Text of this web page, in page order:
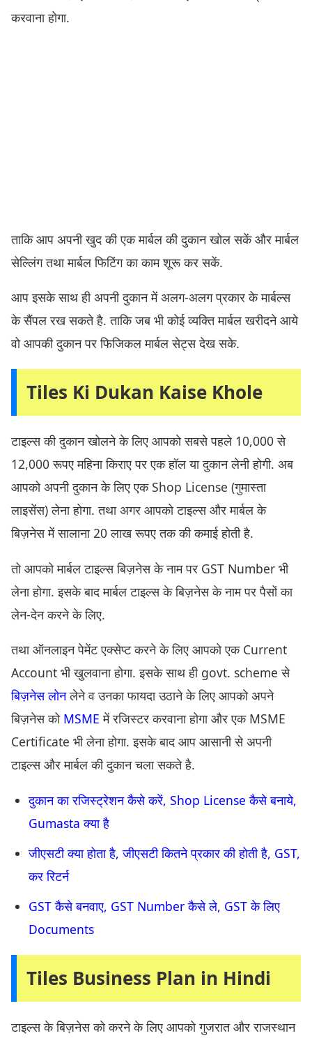
करवाना होगा.
ताकि आप अपनी खुद की एक मार्बल की दुकान खोल सकें और मार्बल
सेल्लिंग तथा मार्बल फिटिंग का काम शूरू कर सकें.
आप इसके साथ ही अपनी दुकान में अलग-अलग प्रकार के मार्बल्स
के सैंपल रख सकते है. ताकि जब भी कोई व्यक्ति मार्बल खरीदने आये
वो आपकी दुकान पर फिजिकल मार्बल सेट्स देख सके.
Tiles Ki Dukan Kaise Khole
टाइल्स की दुकान खोलने के लिए आपको सबसे पहले 10,000 से
12,000 रूपए महिना किराए पर एक हॉल या दुकान लेनी होगी. अब
आपको अपनी दुकान के लिए एक Shop License (गुमास्ता
लाइसेंस) लेना होगा. तथा अगर आपको टाइल्स और मार्बल के
बिज़नेस में सालाना 20 लाख रूपए तक की कमाई होती है.
तो आपको मार्बल टाइल्स बिज़नेस के नाम पर GST Number भी
लेना होगा. इसके बाद मार्बल टाइल्स के बिज़नेस के नाम पर पैसों का
लेन-देन करने के लिए.
तथा ऑनलाइन पेमेंट एक्सेप्ट करने के लिए आपको एक Current
Account भी खुलवाना होगा. इसके साथ ही govt. scheme से
बिज़नेस लोनलेने व उनका फायदा उठाने के लिए आपको अपने
बिज़नेस को MSMEमें रजिस्टर करवाना होगा और एक MSME
Certificate भी लेना होगा. इसके बाद आप आसानी से अपनी
टाइल्स और मार्बल की दुकान चला सकते है.
दुकान का रजिस्ट्रेशन कैसे करें, Shop License कैसे बनाये,
Gumasta क्या है
जीएसटी क्या होता है, जीएसटी कितने प्रकार की होती है, GST,
कर रिटर्न
GST कैसे बनवाए, GST Number कैसे ले, GST के लिए
Documents
Tiles Business Plan in Hindi
टाइल्स के बिज़नेस को करने के लिए आपको गुजरात और राजस्थान